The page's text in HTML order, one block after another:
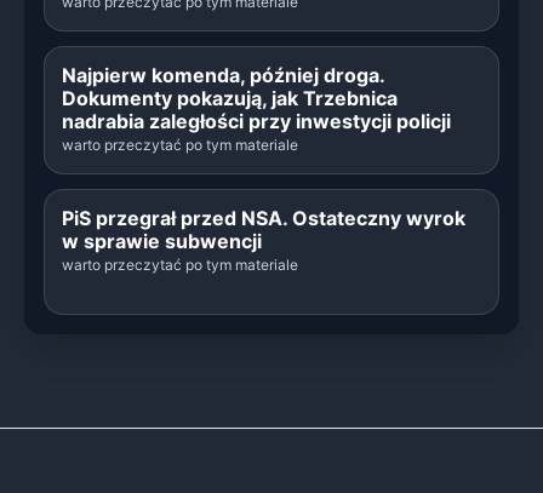
Najpierw komenda, później droga.
Dokumenty pokazują, jak Trzebnica
nadrabia zaległości przy inwestycji policji
warto przeczytać po tym materiale
PiS przegrał przed NSA. Ostateczny wyrok
w sprawie subwencji
warto przeczytać po tym materiale